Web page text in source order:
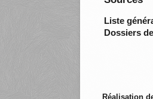
Liste
Dossiers
Réalisation